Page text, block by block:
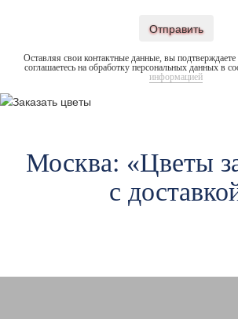
Отправить
Оставляя свои контактные данные, вы подтверждаете
соглашаетесь на обработку персональных данных в
информацией
Москва: «Цветы
с